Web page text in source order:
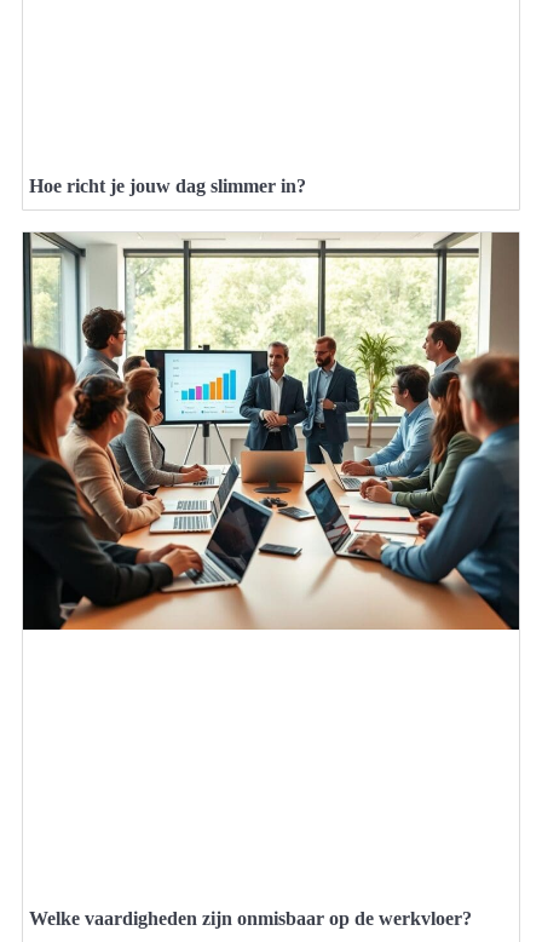
Hoe richt je jouw dag slimmer in?
Welke vaardigheden zijn onmisbaar op de werkvloer?